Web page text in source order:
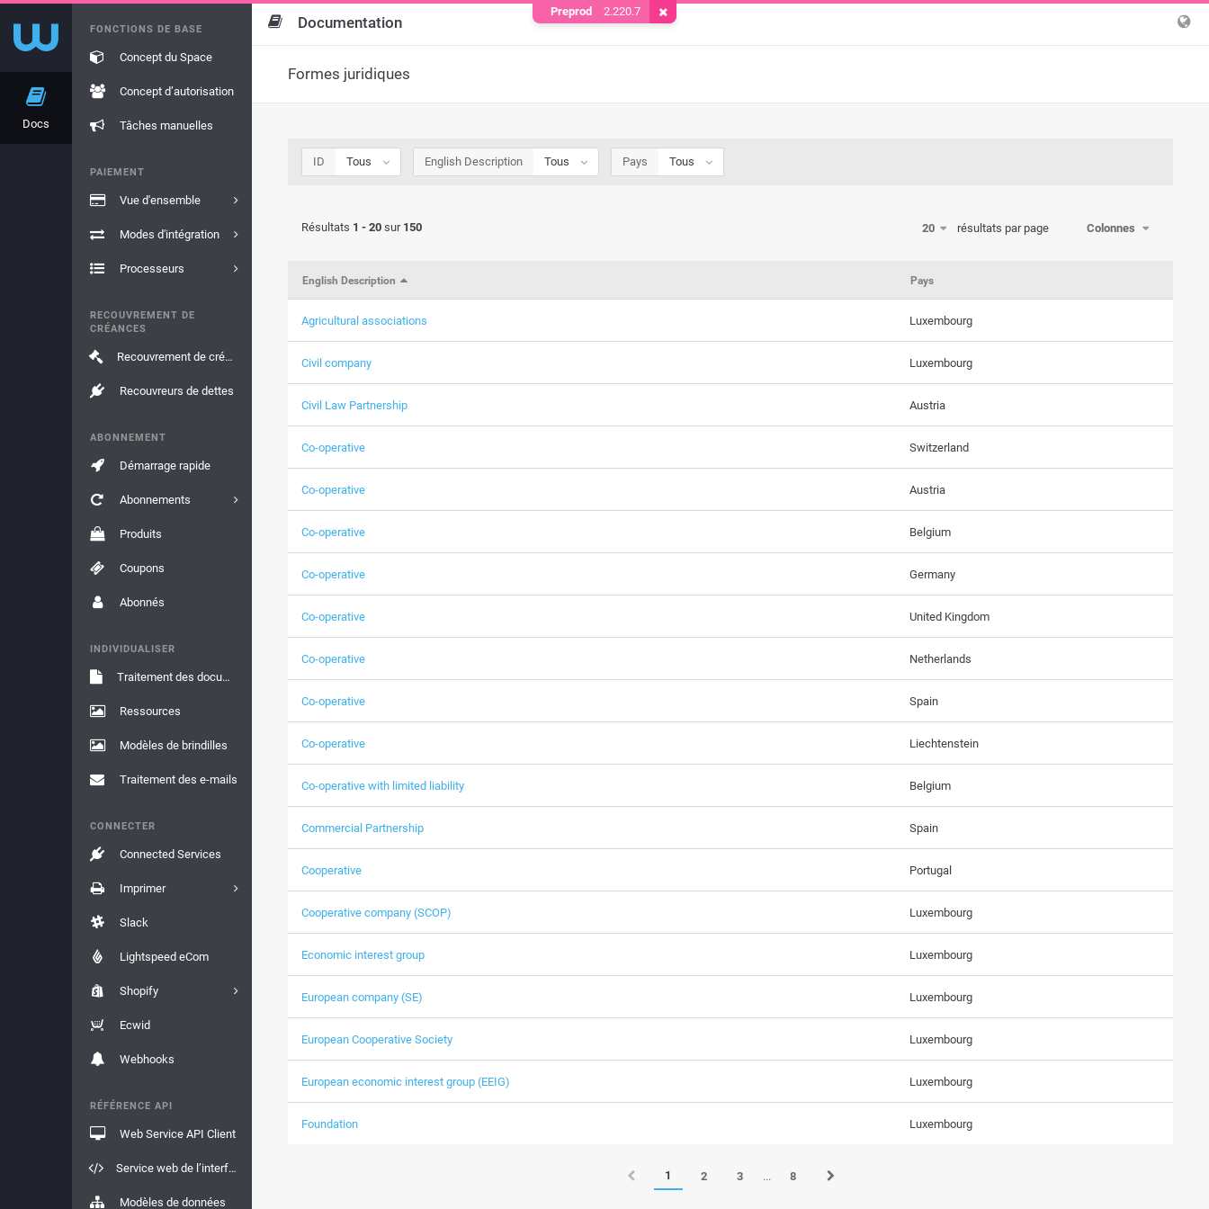
Docs
FONCTIONS DE BASE
Concept du Space
Concept d’autorisation
Tâches manuelles
PAIEMENT
Vue d'ensemble
Modes d'intégration
Processeurs
RECOUVREMENT DE
CRÉANCES
Recouvrement de créances
Recouvreurs de dettes
ABONNEMENT
Démarrage rapide
Abonnements
Produits
Coupons
Abonnés
INDIVIDUALISER
Traitement des documents
Ressources
Modèles de brindilles
Traitement des e-mails
CONNECTER
Connected Services
Imprimer
Slack
Lightspeed eCom
Shopify
Ecwid
Webhooks
RÉFÉRENCE API
Web Service API Client
Service web de l’interface API
Modèles de données
Documentation
Formes juridiques
ID Tous English Description Tous Pays Tous
Résultats 1 - 20 sur 150 20 résultats par page Colonnes
Agricultural associations Luxembourg
Civil company Luxembourg
Civil Law Partnership Austria
Co-operative Switzerland
Co-operative Austria
Co-operative Belgium
Co-operative Germany
Co-operative United Kingdom
Co-operative Netherlands
Co-operative Spain
Co-operative Liechtenstein
Co-operative with limited liability Belgium
Commercial Partnership Spain
Cooperative Portugal
Cooperative company (SCOP) Luxembourg
Economic interest group Luxembourg
European company (SE) Luxembourg
European Cooperative Society Luxembourg
European economic interest group (EEIG) Luxembourg
Foundation Luxembourg
English Description Pays
1 2 3 ... 8
Preprod 2.220.7 Supprimer le cookie